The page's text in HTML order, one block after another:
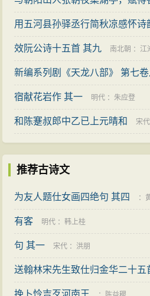
用五河县孙驿丞行简秋凉感怀诗
效阮公诗十五首 其九 南北朝 ： 江
新编系列剧《天龙八部》 第七
宿献花岩作 其一 明代 ：朱应登
和陈蹇叔郎中乙已上元晴和 宋代
推荐古诗文
为友人题仕女画四绝句 其四 ：
有客 明代 ：韩上桂
句 其一 宋代 ： 洪朋
送翰林宋先生致仕归金华二十五
挽卜怜吉歹河南王